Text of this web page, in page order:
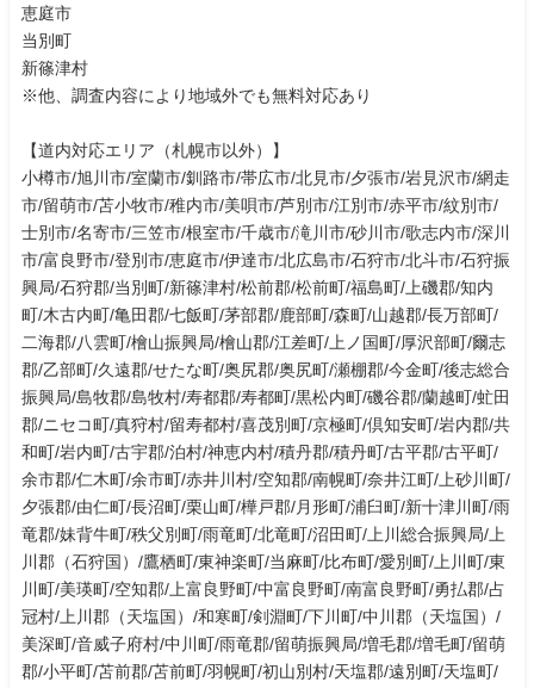
恵庭市
当別町
新篠津村
※他、調査内容により地域外でも無料対応あり
【道内対応エリア（札幌市以外）】
小樽市/旭川市/室蘭市/釧路市/帯広市/北見市/夕張市/岩見沢市/網走
市/留萌市/苫小牧市/稚内市/美唄市/芦別市/江別市/赤平市/紋別市/
士別市/名寄市/三笠市/根室市/千歳市/滝川市/砂川市/歌志内市/深川
市/富良野市/登別市/恵庭市/伊達市/北広島市/石狩市/北斗市/石狩振
興局/石狩郡/当別町/新篠津村/松前郡/松前町/福島町/上磯郡/知内
町/木古内町/亀田郡/七飯町/茅部郡/鹿部町/森町/山越郡/長万部町/
二海郡/八雲町/檜山振興局/檜山郡/江差町/上ノ国町/厚沢部町/爾志
郡/乙部町/久遠郡/せたな町/奥尻郡/奥尻町/瀬棚郡/今金町/後志総合
振興局/島牧郡/島牧村/寿都郡/寿都町/黒松内町/磯谷郡/蘭越町/虻田
郡/ニセコ町/真狩村/留寿都村/喜茂別町/京極町/倶知安町/岩内郡/共
和町/岩内町/古宇郡/泊村/神恵内村/積丹郡/積丹町/古平郡/古平町/
余市郡/仁木町/余市町/赤井川村/空知郡/南幌町/奈井江町/上砂川町/
夕張郡/由仁町/長沼町/栗山町/樺戸郡/月形町/浦臼町/新十津川町/雨
竜郡/妹背牛町/秩父別町/雨竜町/北竜町/沼田町/上川総合振興局/上
川郡（石狩国）/鷹栖町/東神楽町/当麻町/比布町/愛別町/上川町/東
川町/美瑛町/空知郡/上富良野町/中富良野町/南富良野町/勇払郡/占
冠村/上川郡（天塩国）/和寒町/剣淵町/下川町/中川郡（天塩国）/
美深町/音威子府村/中川町/雨竜郡/留萌振興局/増毛郡/増毛町/留萌
郡/小平町/苫前郡/苫前町/羽幌町/初山別村/天塩郡/遠別町/天塩町/